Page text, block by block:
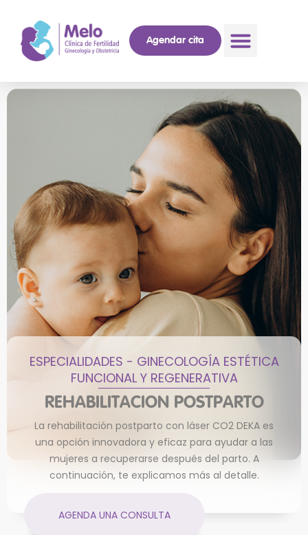
Agendar cita
ESPECIALIDADES - GINECOLOGÍA ESTÉTICA
FUNCIONAL Y REGENERATIVA
REHABILITACION POSTPARTO
La rehabilitación postparto con láser CO2 DEKA es
una opción innovadora y eficaz para ayudar a las
mujeres a recuperarse después del parto. A
continuación, te explicamos más al detalle.
AGENDA UNA CONSULTA